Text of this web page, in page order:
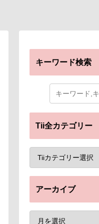
キーワード検索
Tii全カテゴリー
アーカイブ